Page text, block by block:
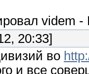
videm -
20:33]
во
и все